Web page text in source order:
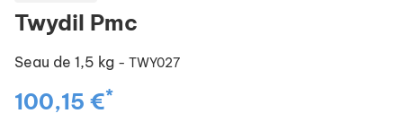
Twydil Pmc
Seau de 1,5 kg - TWY027
100,15 €*